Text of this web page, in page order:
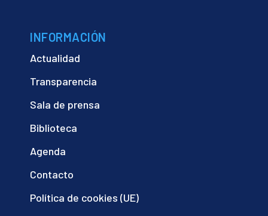
INFORMACIÓN
Actualidad
Transparencia
Sala de prensa
Biblioteca
Agenda
Contacto
Política de cookies (UE)